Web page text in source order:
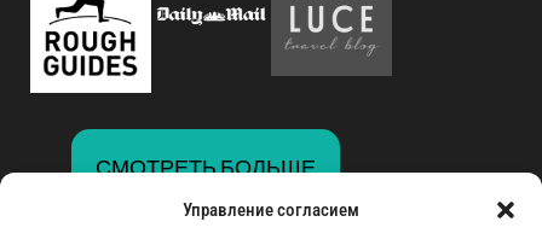
Управление согласием
СМОТРЕТЬ БОЛЬШЕ